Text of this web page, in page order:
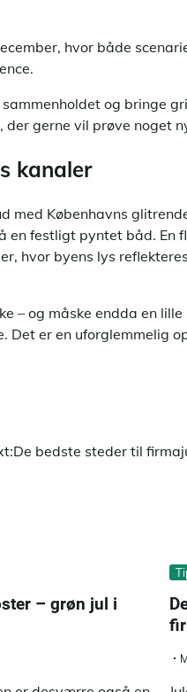
hvor både
og bringe
gerne vil prøve noget
kanaler
med Københavns
festligt pyntet båd. En
hvor byens lys
– og måske endda en
er en uforglemmelig
De bedste steder til
– grøn jul i